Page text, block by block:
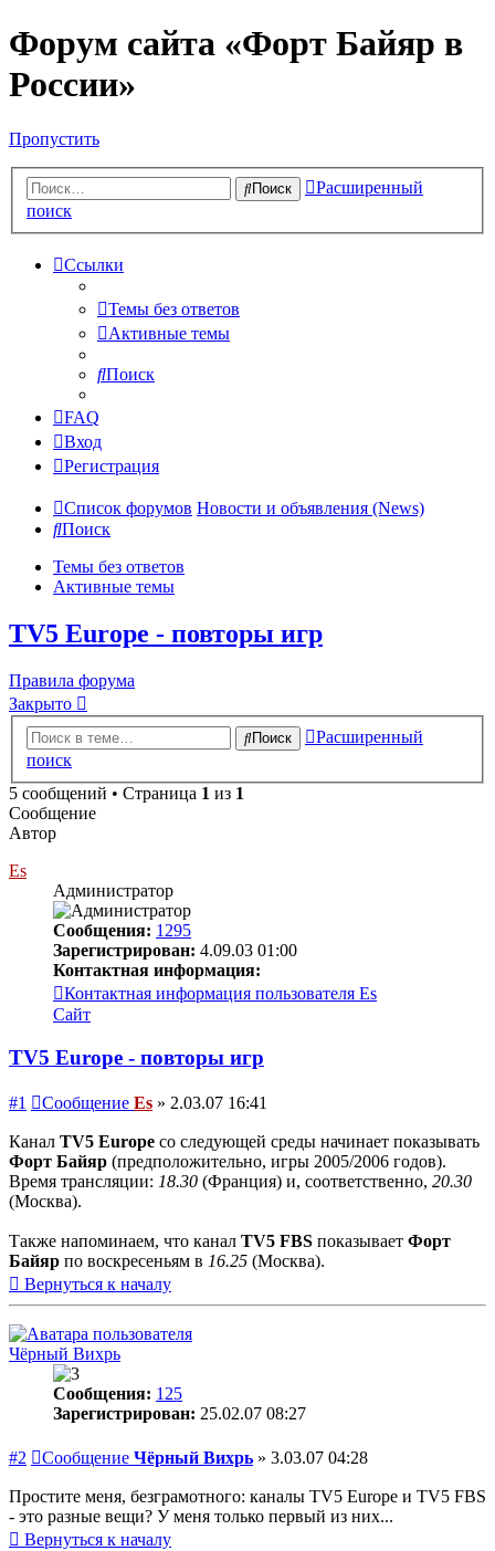
Форум сайта «Форт Байяр в
России»
Пропустить
Поиск
Расширенный
поиск
Ссылки
Темы без ответов
Активные темы
Поиск
FAQ
Вход
Регистрация
Список форумов Новости и объявления (News)
Поиск
Темы без ответов
Активные темы
TV5 Europe - повторы игр
Правила форума
Закрыто
Поиск
Расширенный
поиск
5 сообщений • Страница 1 из 1
Сообщение
Автор
Es
Администратор
Сообщения: 1295
Зарегистрирован: 4.09.03 01:00
Контактная информация:
Контактная информация пользователя Es
Сайт
TV5 Europe - повторы игр
#1 Сообщение Es » 2.03.07 16:41
Канал TV5 Europe со следующей среды начинает показывать
Форт Байяр (предположительно, игры 2005/2006 годов).
Время трансляции: 18.30 (Франция) и, соответственно, 20.30
(Москва).
Также напоминаем, что канал TV5 FBS показывает Форт
Байяр по воскресеньям в 16.25 (Москва).
Вернуться к началу
Чёрный Вихрь
Сообщения: 125
Зарегистрирован: 25.02.07 08:27
#2 Сообщение Чёрный Вихрь » 3.03.07 04:28
Простите меня, безграмотного: каналы TV5 Europe и TV5 FBS
- это разные вещи? У меня только первый из них...
Вернуться к началу